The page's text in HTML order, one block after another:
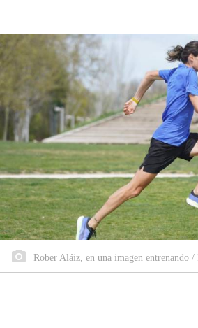
Rober Aláiz, en una imagen entrenando /